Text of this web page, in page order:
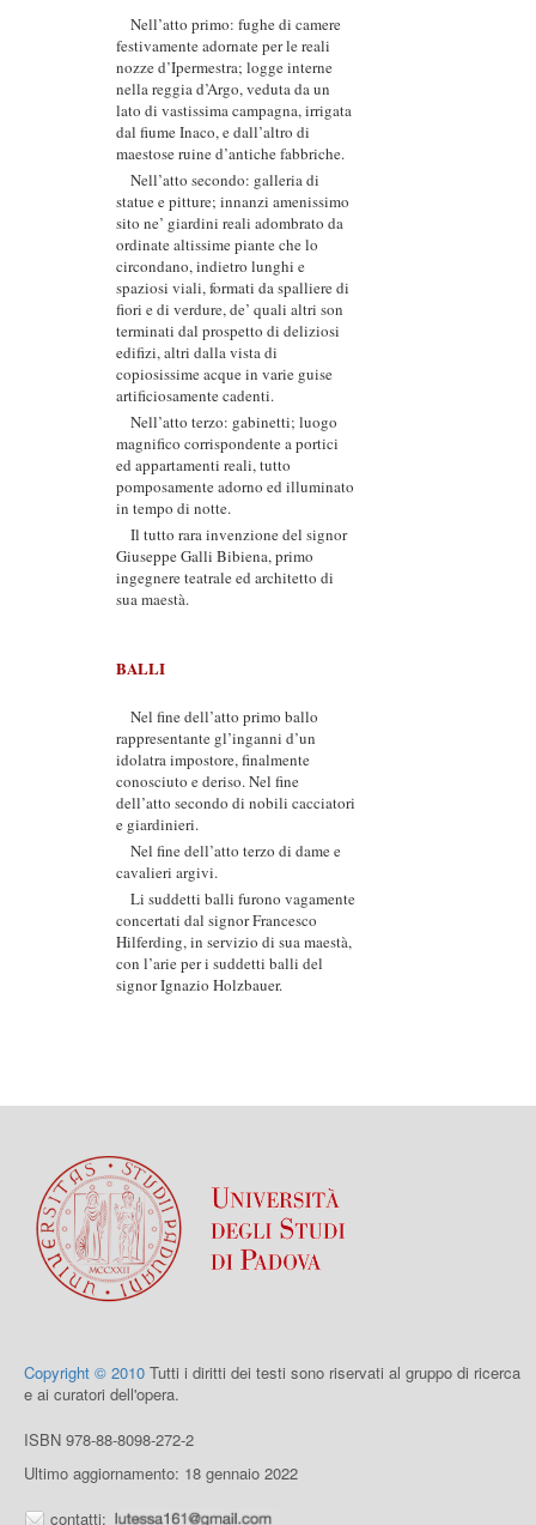
Nell’atto primo: fughe di camere
festivamente adornate per le reali
nozze d’Ipermestra; logge interne
nella reggia d’Argo, veduta da un
lato di vastissima campagna, irrigata
dal fiume Inaco, e dall’altro di
maestose ruine d’antiche fabbriche.
Nell’atto secondo: galleria di
statue e pitture; innanzi amenissimo
sito ne’ giardini reali adombrato da
ordinate altissime piante che lo
circondano, indietro lunghi e
spaziosi viali, formati da spalliere di
fiori e di verdure, de’ quali altri son
terminati dal prospetto di deliziosi
edifizi, altri dalla vista di
copiosissime acque in varie guise
artificiosamente cadenti.
Nell’atto terzo: gabinetti; luogo
magnifico corrispondente a portici
ed appartamenti reali, tutto
pomposamente adorno ed illuminato
in tempo di notte.
Il tutto rara invenzione del signor
Giuseppe Galli Bibiena, primo
ingegnere teatrale ed architetto di
sua maestà.
BALLI
Nel fine dell’atto primo ballo
rappresentante gl’inganni d’un
idolatra impostore, finalmente
conosciuto e deriso. Nel fine
dell’atto secondo di nobili cacciatori
e giardinieri.
Nel fine dell’atto terzo di dame e
cavalieri argivi.
Li suddetti balli furono vagamente
concertati dal signor Francesco
Hilferding, in servizio di sua maestà,
con l’arie per i suddetti balli del
signor Ignazio Holzbauer.
Copyright © 2010 Tutti i diritti dei testi sono riservati al gruppo di ricerca
e ai curatori dell'opera.
ISBN 978-88-8098-272-2
Ultimo aggiornamento: 18 gennaio 2022
contatti: